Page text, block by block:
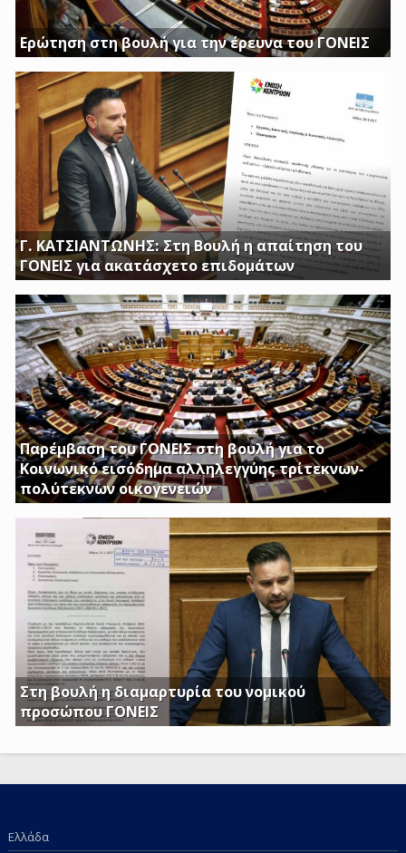
Ερώτηση στη βουλή για την έρευνα του ΓΟΝΕΙΣ
Διασφαλίστε το δημόσιο συμφέρον με πλήρη διαφάνεια
Γ. ΚΑΤΣΙΑΝΤΩΝΗΣ: Στη Βουλή η απαίτηση του
ΓΟΝΕΙΣ για ακατάσχετο επιδομάτων
ΕΡΩΤΗΣΗ ΤΟΥ ΒΟΥΛΕΥΤΗ ΓΙΩΡΓΟΥ ΚΑΤΣΙΑΝΤΩΝΗ
Παρέμβαση του ΓΟΝΕΙΣ στη βουλή για το
Κοινωνικό εισόδημα αλληλεγγύης τρίτεκνων-
πολύτεκνων οικογενειών
Απαιτούμε να εξαιρεθούν τα επιδόματα Στήριξης
Τέκνων, καθώς και το Ειδικό Επίδομα Στήριξης σε
Τρίτεκνες – Πολύτεκνες οικογένειες από τα εισοδηματικά
κριτήρια όπως αυτά καθορίζονται με το υπ’ αριθμ. 128/24-
1-2017 ΦΕΚ
Στη βουλή η διαμαρτυρία του νομικού
προσώπου ΓΟΝΕΙΣ
Γ. Κατσιαντώνης: Φορολογείτε με Κοινή Υπουργική
Απόφαση και τα επιδόματα των παιδιών μας; Πόση
Ελλάδα